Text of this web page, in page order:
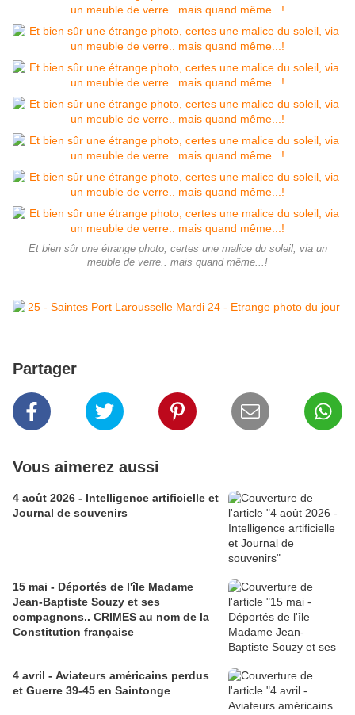
Et bien sûr une étrange photo, certes une malice du soleil, via un
meuble de verre.. mais quand même...!
Partager
Vous aimerez aussi
4 août 2026 - Intelligence artificielle et
Journal de souvenirs
15 mai - Déportés de l'île Madame
Jean-Baptiste Souzy et ses
compagnons.. CRIMES au nom de la
Constitution française
4 avril - Aviateurs américains perdus
et Guerre 39-45 en Saintonge